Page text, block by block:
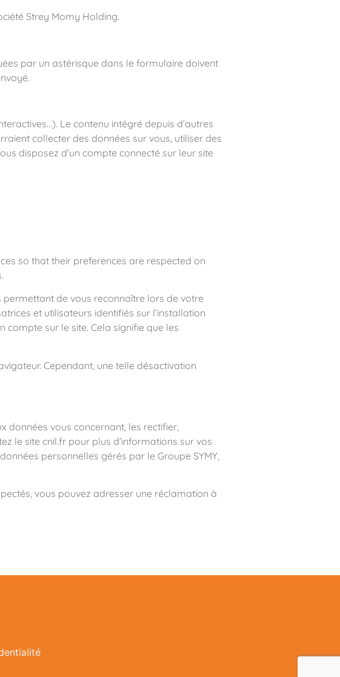
Strey Momy Holding.
par un astérisque dans le formulaire doivent
Le contenu intégré depuis d’autres
collecter des données sur vous, utiliser des
disposez d’un compte connecté sur leur site
so that their preferences are respected on
de vous reconnaître lors de votre
et utilisateurs identifiés sur l’installation
compte sur le site. Cela signifie que les
Cependant, une telle désactivation
données vous concernant, les rectifier,
le site cnil.fr pour plus d’informations sur vos
personnelles gérés par le Groupe SYMY,
vous pouvez adresser une réclamation à